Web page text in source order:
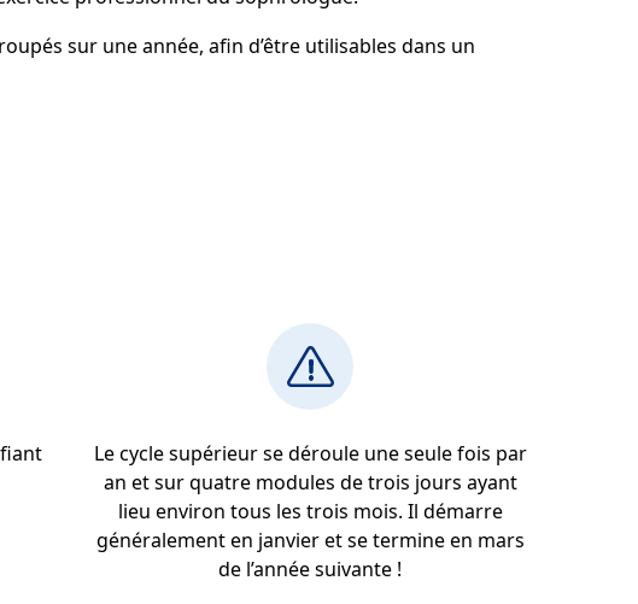
sur une année, afin d’être utilisables dans un
Le cycle supérieur se déroule une seule fois par
an et sur quatre modules de trois jours ayant
lieu environ tous les trois mois. Il démarre
généralement en janvier et se termine en mars
de l’année suivante !